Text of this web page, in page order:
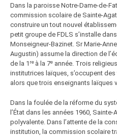
Dans la paroisse Notre-Dame-de-
commission scolaire de Sainte-
construire un tout nouvel
petit groupe de FDLS s’installe
Monseigneur-Bazinet. Sr Marie-
Augustin) assume la direction de
de la 1 re à la 7e année. Trois
institutrices laïques, s’occupent
alors que trois enseignants laïques
Dans la foulée de la réforme du
l’État dans les années 1960,
polyvalente. Dans l’attente de la
institution, la commission scolaire